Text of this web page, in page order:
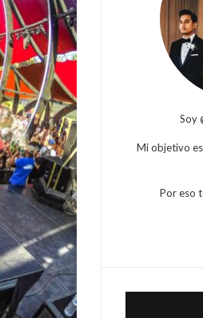
Soy
Mi objetivo
Por eso